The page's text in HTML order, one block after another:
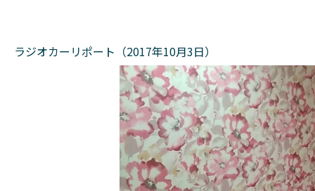
ラジオカーリポート（2017年10月3日）